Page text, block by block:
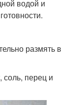
водой и
размять в
соль, перец и